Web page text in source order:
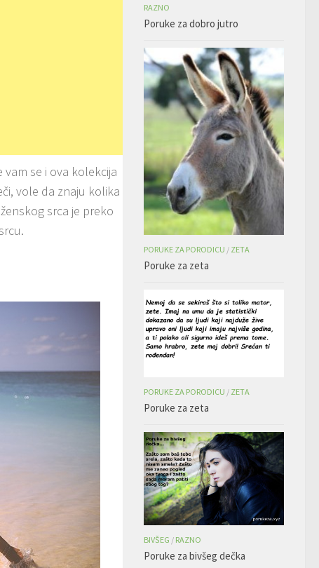
se i ova kolekcija
vole da znaju kolika
srca je preko
RAZNO
Poruke za dobro jutro
PORUKE ZA PORODICU / ZETA
Poruke za zeta
PORUKE ZA PORODICU / ZETA
Poruke za zeta
BIVŠEG / RAZNO
Poruke za bivšeg dečka